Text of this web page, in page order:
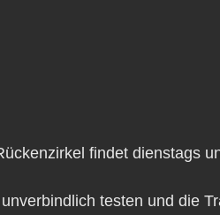
findet dienstags
testen und die